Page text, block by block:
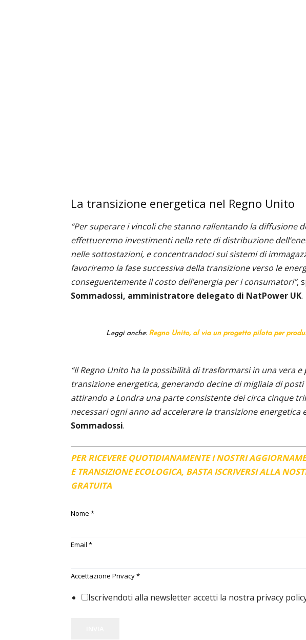
La transizione energetica nel Regno Unito
“Per superare i vincoli che stanno rallentando la diffusione
effettueremo investimenti nella rete di distribuzione
nelle sottostazioni, e concentrandoci sui sistemi di
favoriremo la fase successiva della transizione verso le
conseguentemente il costo dell’energia per i consumatori”,
Sommadossi, amministratore delegato di NatPower UK.
Leggi anche: Regno Unito, al via un progetto pilota per
“Il Regno Unito ha la possibilità di trasformarsi in una vera e
transizione energetica, generando decine di migliaia di
attirando a Londra una parte consistente dei circa cinque
necessari ogni anno ad accelerare la transizione energetica
Sommadossi.
PER RICEVERE QUOTIDIANAMENTE I NOSTRI
E TRANSIZIONE ECOLOGICA, BASTA ISCRIVERSI ALLA
GRATUITA
Nome *
Email *
Accettazione Privacy*
Iscrivendoti alla newsletter accetti la nostra privacy